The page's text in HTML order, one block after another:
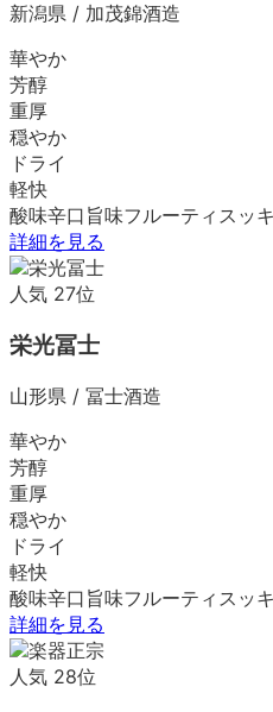
新潟県 / 加茂錦酒造
華やか
芳醇
重厚
穏やか
ドライ
軽快
酸味辛口 旨味フルーティ スッ
詳細を見る
人気 27位
栄光冨士
山形県 / 冨士酒造
華やか
芳醇
重厚
穏やか
ドライ
軽快
酸味辛口 旨味フルーティ スッ
詳細を見る
人気 28位